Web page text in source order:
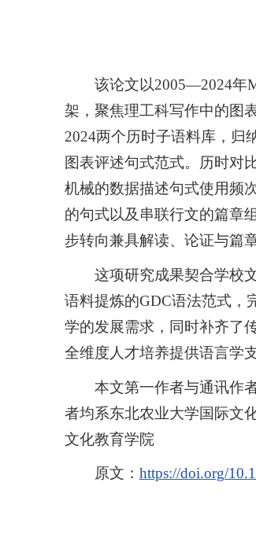
该论文以2005—2024年
架，聚焦理工科写作中的图
2024两个历时子语料库，归
图表评述句式范式。历时对
机械的数据描述句式使用频
的句式以及串联行文的篇章
步转向兼具解读、论证与篇
这项研究成果契合学校
语料提炼的GDC语法范式，
学的发展需求，同时补齐了
全维度人才培养提供语言学
本文第一作者与通讯作
者均系东北农业大学国际文
文化教育学院
原文： https://doi.org/